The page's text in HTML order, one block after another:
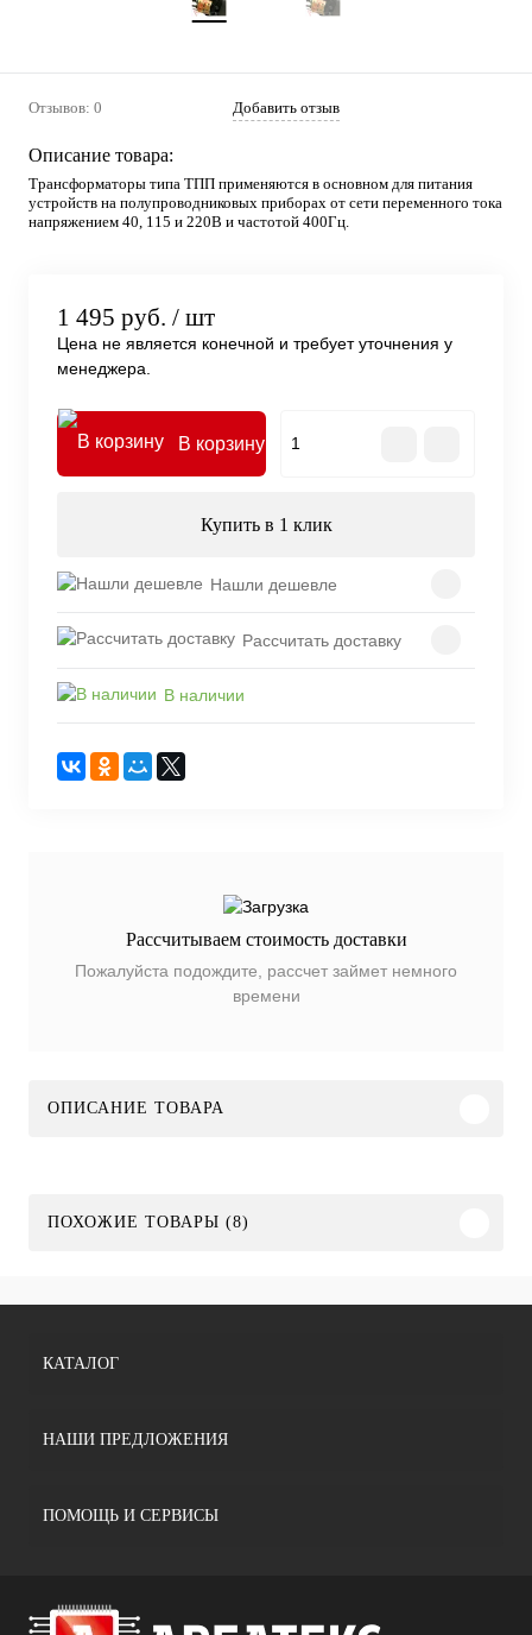
Отзывов: 0 Добавить отзыв
Описание товара:
Трансформаторы типа ТПП применяются в основном для питания
устройств на полупроводниковых приборах от сети переменного тока
напряжением 40, 115 и 220В и частотой 400Гц.
1 495 руб. / шт
Цена не является конечной и требует уточнения у
менеджера.
В корзину
Купить в 1 клик
Нашли дешевле
Рассчитать доставку
В наличии
Рассчитываем стоимость доставки
Пожалуйста подождите, рассчет займет немного
времени
ОПИСАНИЕ ТОВАРА
ПОХОЖИЕ ТОВАРЫ (8)
КАТАЛОГ
НАШИ ПРЕДЛОЖЕНИЯ
ПОМОЩЬ И СЕРВИСЫ